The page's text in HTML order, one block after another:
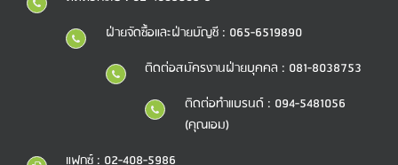
ฝ่ายจัดซื้อและฝ่ายบัญชี : 065-6519890
ติดต่อสมัครงานฝ่ายบุคคล : 081-8038753
ติดต่อทำแบรนด์ : 094-5481056
(คุณเอม)
แฟกซ์ : 02-408-5986